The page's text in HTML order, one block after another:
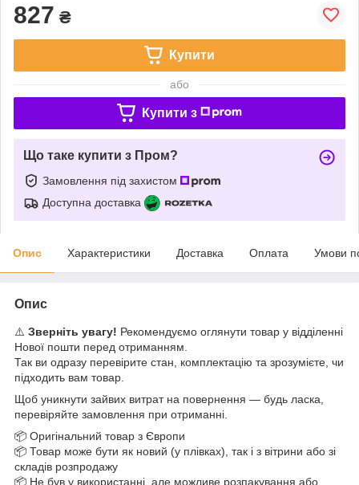
827 ₴
Купити
або
Купити з
Що таке купити з Пром?
Замовлення під захистом
Доступна доставка
Опис Характеристики Доставка Оплата Умови
Опис
⚠️ Зверніть увагу! Рекомендуємо оглянути товар у відділенні
Нової пошти перед отриманням.
Так ви одразу перевірите стан, комплектацію та зрозумієте, чи
підходить вам товар.
Щоб уникнути зайвих витрат на повернення — будь ласка,
перевіряйте замовлення при отриманні.
📦 Оригінальний товар з Європи
📦 Товар може бути як новий (у плівках), так і з вітрини або зі
складів розпродажу
📦 Не був у використанні, але можливе розпакування або